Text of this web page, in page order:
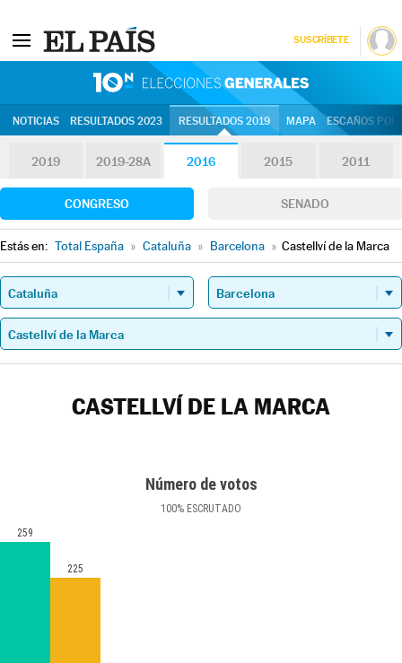
SUSCRÍBETE
NOTICIAS RESULTADOS 2023 RESULTADOS 2019 MAPA ESCAÑOS
2019 2019-28A 2016 2015 2011
CONGRESO SENADO
Estás en: Total España » Cataluña » Barcelona » Castellví de la Marca
CASTELLVÍ DE LA MARCA
Número de votos
100% ESCRUTADO
259
225